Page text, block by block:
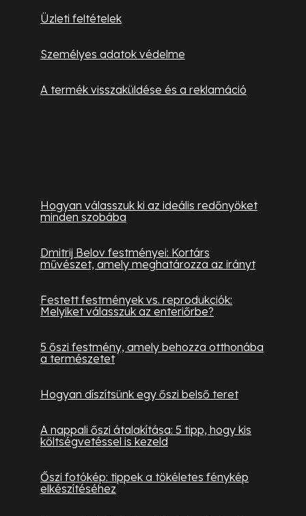
Üzleti feltételek
Személyes adatok védelme
A termék visszaküldése és a reklamáció
Hogyan válasszuk ki az ideális redőnyöket
minden szobába
Dmitrij Belov festményei: Kortárs
művészet, amely meghatározza az irányt
Festett festmények vs. reprodukciók:
Melyiket válasszuk az enteriőrbe?
5 őszi festmény, amely behozza otthonába
a természetet
Hogyan díszítsünk egy őszi belső teret
A nappali őszi átalakítása: 5 tipp, hogy kis
költségvetéssel is kezeld
Őszi fotókép: tippek a tökéletes fénykép
elkészítéséhez